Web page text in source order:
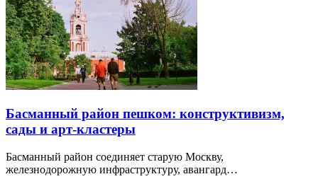
Басманный район пешком: конструктивизм,
сады и арт-кластеры
Басманный район соединяет старую Москву,
железнодорожную инфраструктуру, авангард…